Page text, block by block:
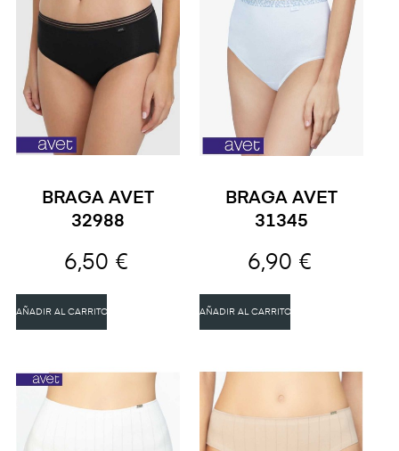
BRAGA AVET
32988
6,50 €
AÑADIR AL CARRITO
BRAGA AVET
31345
6,90 €
AÑADIR AL CARRITO